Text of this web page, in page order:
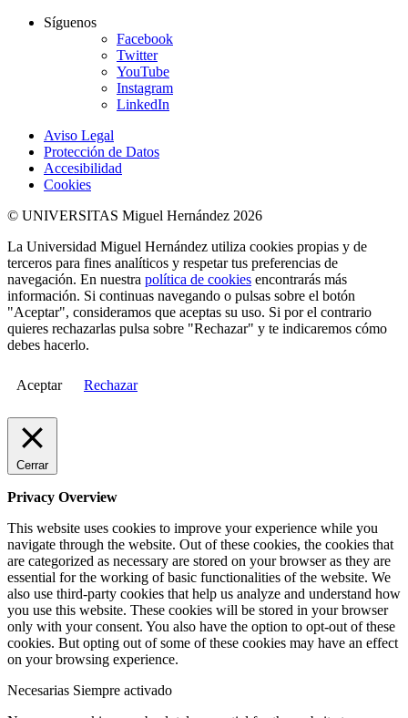
Síguenos
Facebook
Twitter
YouTube
Instagram
LinkedIn
Aviso Legal
Protección de Datos
Accesibilidad
Cookies
© UNIVERSITAS Miguel Hernández 2026
La Universidad Miguel Hernández utiliza cookies propias y de
terceros para fines analíticos y respetar tus preferencias de
navegación. En nuestra política de cookies encontrarás más
información. Si continuas navegando o pulsas sobre el botón
"Aceptar", consideramos que aceptas su uso. Si por el contrario
quieres rechazarlas pulsa sobre "Rechazar" y te indicaremos cómo
debes hacerlo.
Aceptar Rechazar
Cerrar
Privacy Overview
This website uses cookies to improve your experience while you
navigate through the website. Out of these cookies, the cookies that
are categorized as necessary are stored on your browser as they are
essential for the working of basic functionalities of the website. We
also use third-party cookies that help us analyze and understand how
you use this website. These cookies will be stored in your browser
only with your consent. You also have the option to opt-out of these
cookies. But opting out of some of these cookies may have an effect
on your browsing experience.
Necesarias Siempre activado